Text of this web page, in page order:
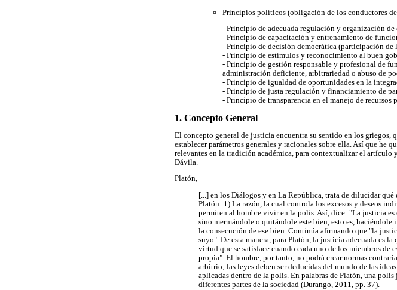
Principios políticos (obligación de los conductores
- Principio de adecuada regulación y organización de
- Principio de capacitación y entrenamiento de
- Principio de decisión democrática (participación de
- Principio de estímulos y reconocimiento al buen
- Principio de gestión responsable y profesional de
administración deficiente, arbitrariedad o abuso de
- Principio de igualdad de oportunidades en la
- Principio de justa regulación y financiamiento de
- Principio de transparencia en el manejo de recursos
1. Concepto General
El concepto general de justicia encuentra su sentido en los griegos,
establecer parámetros generales y racionales sobre ella. Así que he
relevantes en la tradición académica, para contextualizar el
Dávila.
Platón,
[...] en los Diálogos y en La República, trata de dilucidar
Platón: 1) La razón, la cual controla los excesos y deseos
permiten al hombre vivir en la polis. Así, dice: "La justicia
sino mermándole o quitándole este bien, esto es,
la consecución de ese bien. Continúa afirmando que "la
suyo". De esta manera, para Platón, la justicia adecuada
virtud que se satisface cuando cada uno de los miembros de
propia". El hombre, por tanto, no podrá crear normas
arbitrio; las leyes deben ser deducidas del mundo de las
aplicadas dentro de la polis. En palabras de Platón, una
diferentes partes de la sociedad (Durango, 2011, pp. 37).